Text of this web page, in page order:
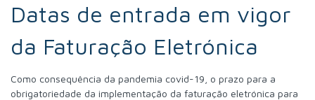
Datas de entrada em vigor
da Faturação Eletrónica
Como consequência da pandemia covid-19, o prazo para a
obrigatoriedade da implementação da faturação eletrónica para